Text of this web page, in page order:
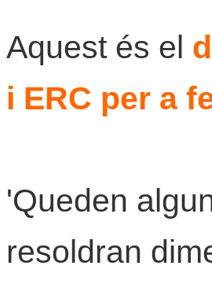
Aquest és el
i ERC per a
'Queden
resoldran